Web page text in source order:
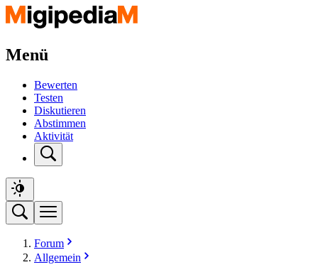
Menü
Bewerten
Testen
Diskutieren
Abstimmen
Aktivität
Forum
Allgemein